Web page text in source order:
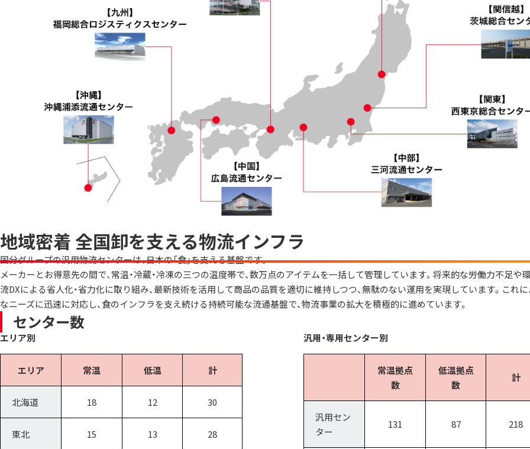
地域密着 全国卸を支える物流インフラ
国分グループの汎用物流センターは、日本の「食」を支える基盤です。
メーカーとお得意先の間で、常温・冷蔵・冷凍の三つの温度帯で、数万点のアイテムを一括して管理しています。将来的な労働力不足や
流DXによる省人化・省力化に取り組み、最新技術を活用して商品の品質を適切に維持しつつ、無駄のない運用を実現しています。これ
なニーズに迅速に対応し、食のインフラを支え続ける持続可能な流通基盤で、物流事業の拡大を積極的に進めています。
センター数
エリア別
エリア 常温 低温 計
北海道 18 12 30
東北 15 13 28
汎用・専用センター別
常温拠点
数
低温拠点
数
計
汎用セン
ター
131 87 218